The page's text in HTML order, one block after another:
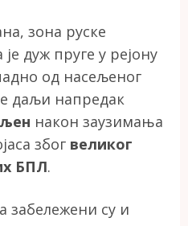
зона руске
дуж пруге у рејону
од насељеног
даљи напредак
након заузимања
због великог
БПЛ.
забележени су и